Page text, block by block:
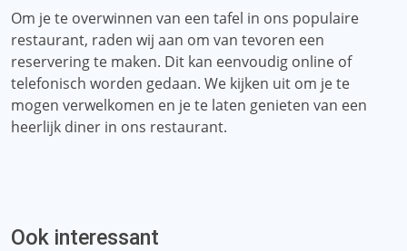
Om je te overwinnen van een tafel in ons populaire
restaurant, raden wij aan om van tevoren een
reservering te maken. Dit kan eenvoudig online of
telefonisch worden gedaan. We kijken uit om je te
mogen verwelkomen en je te laten genieten van een
heerlijk diner in ons restaurant.
Ook interessant